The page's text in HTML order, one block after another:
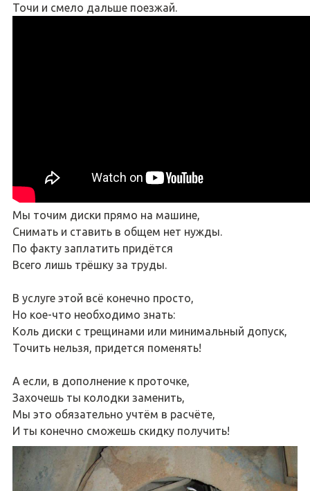
Точи и смело дальше поезжай.
Мы точим диски прямо на машине,
Снимать и ставить в общем нет нужды.
По факту заплатить придётся
Всего лишь трёшку за труды.
В услуге этой всё конечно просто,
Но кое-что необходимо знать:
Коль диски с трещинами или минимальный допуск,
Точить нельзя, придется поменять!
А если, в дополнение к проточке,
Захочешь ты колодки заменить,
Мы это обязательно учтём в расчёте,
И ты конечно сможешь скидку получить!